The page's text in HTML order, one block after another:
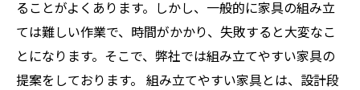
ることがよくあります。しかし、一般的に家具の組み立
ては難しい作業で、時間がかかり、失敗すると大変なこ
とになります。そこで、弊社では組み立てやすい家具の
提案をしております。 組み立てやすい家具とは、設計段